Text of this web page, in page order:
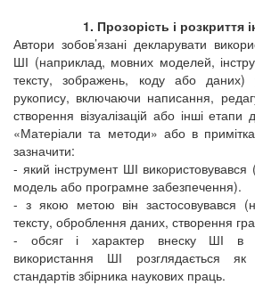
1. Прозорість і розкриття
Автори зобов’язані декларувати
ШІ (наприклад, мовних моделей,
тексту, зображень, коду або даних)
рукопису, включаючи написання,
створення візуалізацій або інші етапи
«Матеріали та методи» або в
зазначити:
- який інструмент ШІ використовувався
модель або програмне забезпечення).
- з якою метою він застосовувався
тексту, оброблення даних, створення
- обсяг і характер внеску ШІ в
використання ШІ розглядається
стандартів збірника наукових праць.